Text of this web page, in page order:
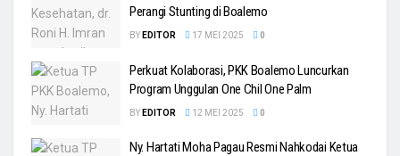
Perangi Stunting di Boalemo
BY EDITOR 17 MEI 2025 0
Perkuat Kolaborasi, PKK Boalemo Luncurkan
Program Unggulan One Chil One Palm
BY EDITOR 12 MEI 2025 0
Ny. Hartati Moha Pagau Resmi Nahkodai Ketua